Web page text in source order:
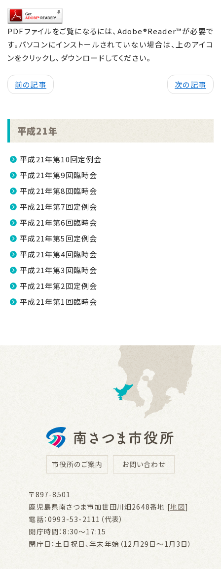
PDFファイルをご覧になるには、Adobe®Reader™が必要で
す。パソコンにインストールされていない場合は、上のアイコ
ンをクリックし、ダウンロードしてください。
前の記事 次の記事
平成21年
平成21年第10回定例会
平成21年第9回臨時会
平成21年第8回臨時会
平成21年第7回定例会
平成21年第6回臨時会
平成21年第5回定例会
平成21年第4回臨時会
平成21年第3回臨時会
平成21年第2回定例会
平成21年第1回臨時会
市役所のご案内 お問い合わせ
〒897-8501
鹿児島県南さつま市加世田川畑2648番地 [地図]
電話：0993-53-2111（代表）
開庁時間：8:30～17:15
閉庁日：土日祝日、年末年始（12月29日～1月3日）